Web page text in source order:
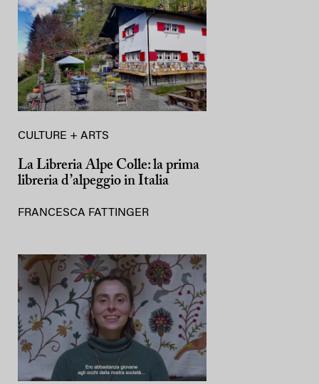
CULTURE + ARTS
La Libreria Alpe Colle: la prima
libreria d’alpeggio in Italia
FRANCESCA FATTINGER